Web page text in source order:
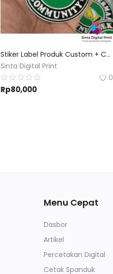
Stiker Label Produk Custom + Cutting Permeter dan A3+
Sinta Digital Print
0
Rp80,000
Menu Cepat
Dasbor
Artikel
Percetakan Digital
Cetak Spanduk